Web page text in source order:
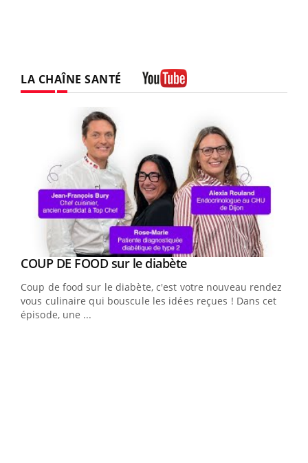
LA CHAÎNE SANTÉ
Youtube
COUP DE FOOD sur le diabèteYoutube
Coup de food sur le diabète, c'est votre nouveau rendez-
vous culinaire qui bouscule les idées reçues ! Dans cet
épisode, une ...